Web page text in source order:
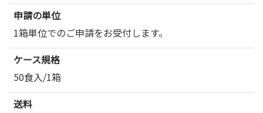
申請の単位
1箱単位でのご申請をお受付します。
ケース規格
50食入/1箱
送料